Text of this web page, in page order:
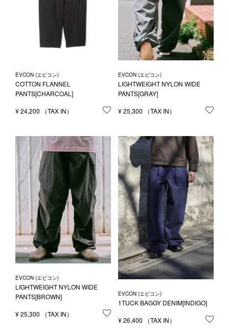
EVCON (エビコン)
COTTON FLANNEL
PANTS[CHARCOAL]
¥24,200 お気に入りに登録する
EVCON (エビコン)
LIGHTWEIGHT NYLON WIDE
PANTS[GRAY]
¥25,300
EVCON (エビコン)
LIGHTWEIGHT NYLON WIDE
PANTS[BROWN]
¥25,300
EVCON (エビコン)
1TUCK BAGGY DENIM[INDIGO]
¥26,400